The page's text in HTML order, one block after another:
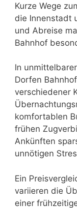
Kurze Wege
die Innenstadt
und Abreise
Bahnhof
In
Dorfen
verschiedener
komfortablen
frühen
Ankünften
unnötigen
Ein
variieren die
einer